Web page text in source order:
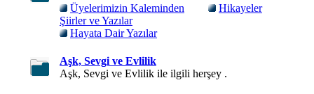
Üyelerimizin Kaleminden
Şiirler ve Yazılar
Hikayeler
Hayata Dair Yazılar
Aşk, Sevgi ve Evlilik
Aşk, Sevgi ve Evlilik ile ilgili herşey .